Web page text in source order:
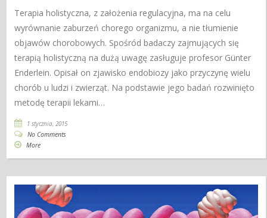
Terapia holistyczna, z założenia regulacyjna, ma na celu
wyrównanie zaburzeń chorego organizmu, a nie tłumienie
objawów chorobowych. Spośród badaczy zajmujących się
terapią holistyczną na dużą uwagę zasługuje profesor Günter
Enderlein. Opisał on zjawisko endobiozy jako przyczynę wielu
chorób u ludzi i zwierząt. Na podstawie jego badań rozwinięto
metodę terapii lekami…
1 stycznia, 2015
No Comments
More